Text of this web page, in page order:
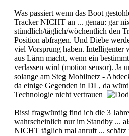
Was passiert wenn das Boot
Tracker NICHT an ... genau: gar
stündlich/täglich/wöchentlich den
Position abfragen. Und Diebe
viel Vorsprung haben. Intelligenter
aus Lärm macht, wenn ein
verlassen wird (motion sensor). Ja
solange am Steg Mobilnetz -
da einige Gegenden in DL, da
Technologie nicht vertrauen
Bissi fragwürdig find ich die 3
wahrscheinlich nur im Standby ...
NICHT täglich mal anruft ... schätz